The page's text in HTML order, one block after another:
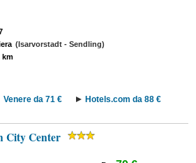
(Isarvorstadt - Sendling)
km
Venere da 71 €
Hotels.com da 88 €
City Center